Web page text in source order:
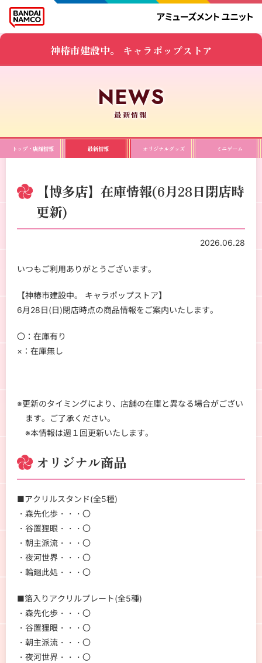
神椿市建設中。 キャラポップストア
最新情報
トップ・店舗情報 最新情報 オリジナルグッズ ミニゲーム
【博多店】在庫情報(6月28日閉店時
更新)
2026.06.28
いつもご利用ありがとうございます。
【神椿市建設中。 キャラポップストア】
6月28日(日)閉店時点の商品情報をご案内いたします。
〇：在庫有り
×：在庫無し
※更新のタイミングにより、店舗の在庫と異なる場合がござい
ます。ご了承ください。
※本情報は週１回更新いたします。
オリジナル商品
■アクリルスタンド(全5種)
・森先化歩・・・〇
・谷置狸眼・・・〇
・朝主派流・・・〇
・夜河世界・・・〇
・輪廻此処・・・〇
■箔入りアクリルプレート(全5種)
・森先化歩・・・〇
・谷置狸眼・・・〇
・朝主派流・・・〇
・夜河世界・・・〇